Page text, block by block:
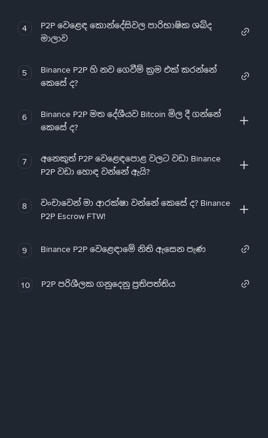
4
P2P වෙළෙඳ කොන්දේසිවල පාරිභාෂික ශබ්ද
මාලාව
5
Binance P2P හි නව ගෙවීම් ක්‍රම එක් කරන්නේ
කෙසේ ද?
6
Binance P2P මත දේශීයව Bitcoin මිල දී ගන්නේ
කෙසේ ද?
7
අනෙකුත් P2P වෙළෙඳපොළ වලට වඩා Binance
P2P වඩා හොඳ වන්නේ ඇයි?
8
වංචාවෙන් මා ආරක්ෂා වන්නේ කෙසේ ද? Binance
P2P Escrow FTW!
9 Binance P2P වෙළෙඳාමේ නිති ඇසෙන පැණ
10 P2P පරිශීලක ගනුදෙනු ප්‍රතිපත්තිය